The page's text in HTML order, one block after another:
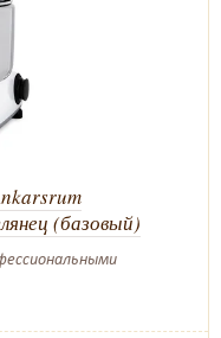
(базовый)